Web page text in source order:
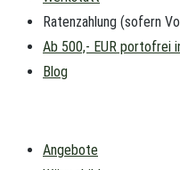
Ratenzahlung (sofern
Ab 500,- EUR portofrei
Blog
Angebote